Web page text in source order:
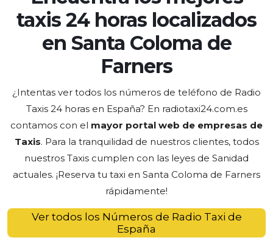
taxis 24 horas localizados
en Santa Coloma de
Farners
¿Intentas ver todos los números de teléfono de Radio
Taxis 24 horas en España? En radiotaxi24.com.es
contamos con el mayor portal web de empresas de
Taxis. Para la tranquilidad de nuestros clientes, todos
nuestros Taxis cumplen con las leyes de Sanidad
actuales. ¡Reserva tu taxi en Santa Coloma de Farners
rápidamente!
Ver todos los Números de Radio Taxi de
España